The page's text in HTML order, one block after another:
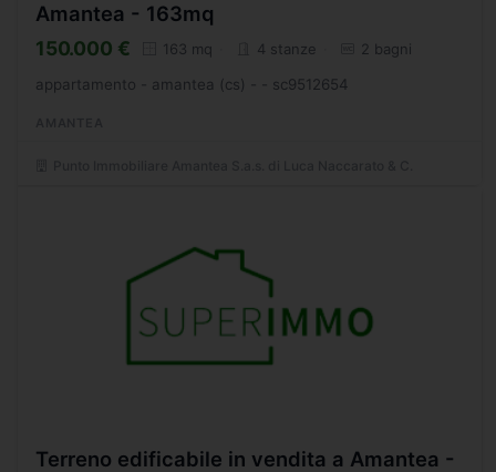
Amantea - 163mq
150.000 € 163 mq 4 stanze 2 bagni
appartamento - amantea (cs) - - sc9512654
Terreno edificabile in vendita a Amantea -